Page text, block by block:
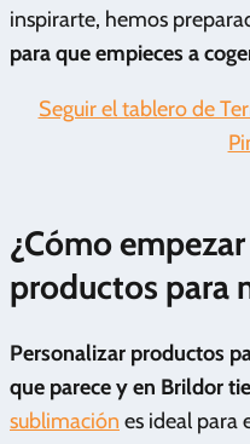
inspirarte, hemos
para que empieces a
Seguir el tablero de
¿Cómo
productos para
Personalizar productos
que parece y en Brildor
sublimación es ideal para